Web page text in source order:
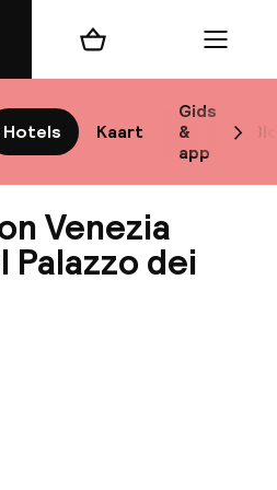
Hotels Kaart
Gids
&
app
Winkelmand Menu
Venezia
Palazzo dei